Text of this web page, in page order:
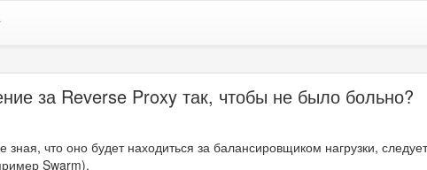
за Reverse Proxy так, чтобы не было больно?
что оно будет находиться за балансировщиком нагрузки,
Swarm).